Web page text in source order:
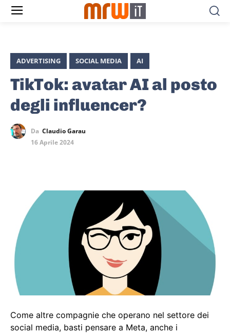
ADVERTISING SOCIAL MEDIA AI
TikTok: avatar AI al posto
degli influencer?
Da Claudio Garau
16 Aprile 2024
Come altre compagnie che operano nel settore dei
social media, basti pensare a Meta, anche i